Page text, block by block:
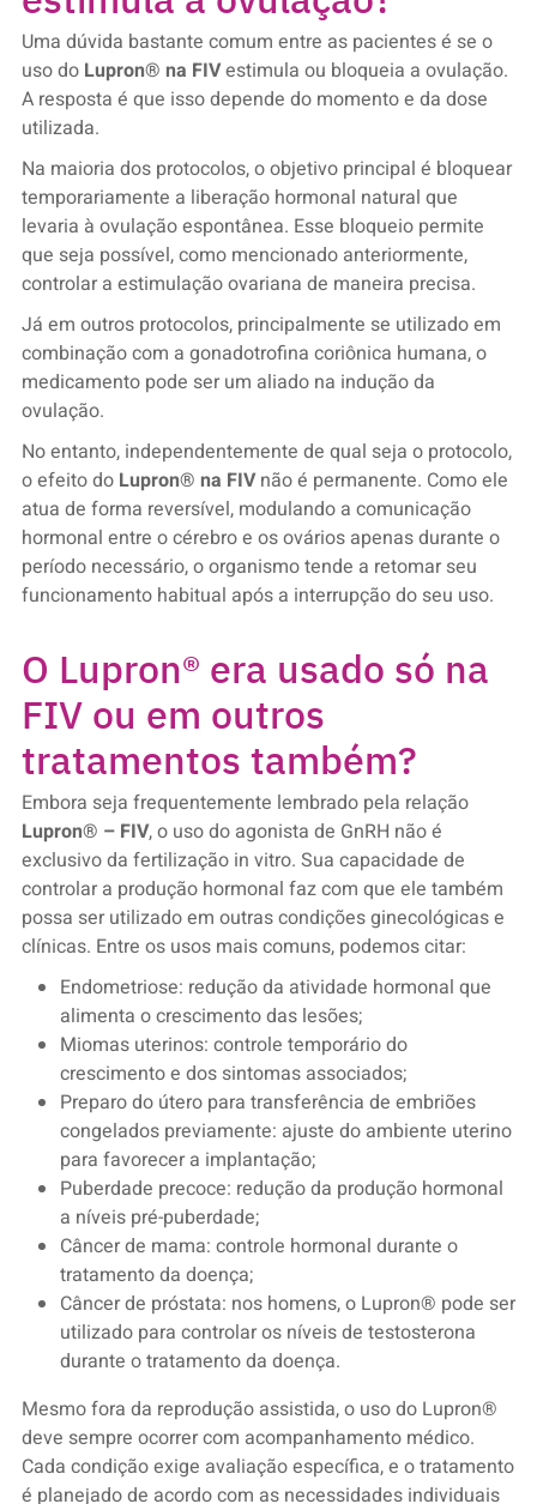
Uma dúvida bastante comum entre as pacientes é se o
uso do Lupron® na FIVestimula ou bloqueia a ovulação.
A resposta é que isso depende do momento e da dose
utilizada.
Na maioria dos protocolos, o objetivo principal é bloquear
temporariamente a liberação hormonal natural que
levaria à ovulação espontânea. Esse bloqueio permite
que seja possível, como mencionado anteriormente,
controlar a estimulação ovariana de maneira precisa.
Já em outros protocolos, principalmente se utilizado em
combinação com a gonadotrofina coriônica humana, o
medicamento pode ser um aliado na indução da
ovulação.
No entanto, independentemente de qual seja o protocolo,
o efeito do Lupron® na FIV não é permanente. Como ele
atua de forma reversível, modulando a comunicação
hormonal entre o cérebro e os ovários apenas durante o
período necessário, o organismo tende a retomar seu
funcionamento habitual após a interrupção do seu uso.
O Lupron® era usado só na
FIV ou em outros
tratamentos também?
Embora seja frequentemente lembrado pela relação
Lupron® – FIV, o uso do agonista de GnRH não é
exclusivo da fertilização in vitro. Sua capacidade de
controlar a produção hormonal faz com que ele também
possa ser utilizado em outras condições ginecológicas e
clínicas. Entre os usos mais comuns, podemos citar:
Endometriose: redução da atividade hormonal que
alimenta o crescimento das lesões;
Miomas uterinos: controle temporário do
crescimento e dos sintomas associados;
Preparo do útero para transferência de embriões
congelados previamente: ajuste do ambiente uterino
para favorecer a implantação;
Puberdade precoce: redução da produção hormonal
a níveis pré-puberdade;
Câncer de mama: controle hormonal durante o
tratamento da doença;
Câncer de próstata: nos homens, o Lupron® pode ser
utilizado para controlar os níveis de testosterona
durante o tratamento da doença.
Mesmo fora da reprodução assistida, o uso do Lupron®
deve sempre ocorrer com acompanhamento médico.
Cada condição exige avaliação específica, e o tratamento
é planejado de acordo com as necessidades individuais